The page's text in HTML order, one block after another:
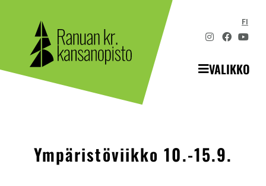
FI
VALIKKO
Ympäristöviikko 10.-15.9.